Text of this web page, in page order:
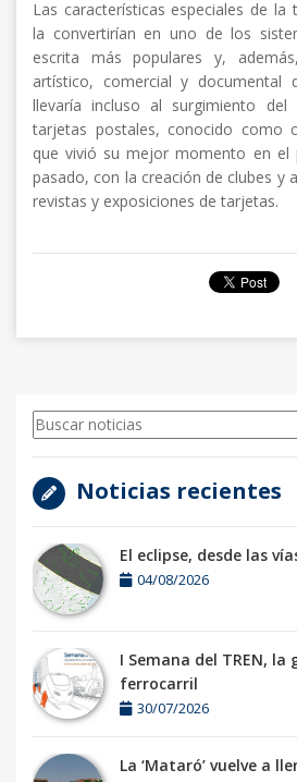
Las características especiales de la
la convertirían en uno de los
escrita más populares y,
artístico, comercial y documental
llevaría incluso al surgimiento del
tarjetas postales, conocido como
que vivió su mejor momento en el
pasado, con la creación de clubes y
revistas y exposiciones de tarjetas.
Noticias recientes
El eclipse, desde las
04/08/2026
I Semana del TREN, la
ferrocarril
30/07/2026
La ‘Mataró’ vuelve a